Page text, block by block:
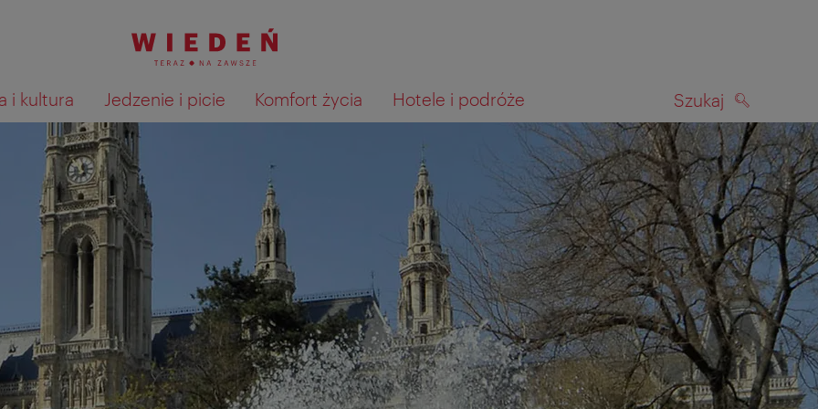
i kultura Jedzenie i picie Komfort życia Hotele i podróże Szukaj
Pokaż na mapie wyniki wyszukiwania SZUKAJ